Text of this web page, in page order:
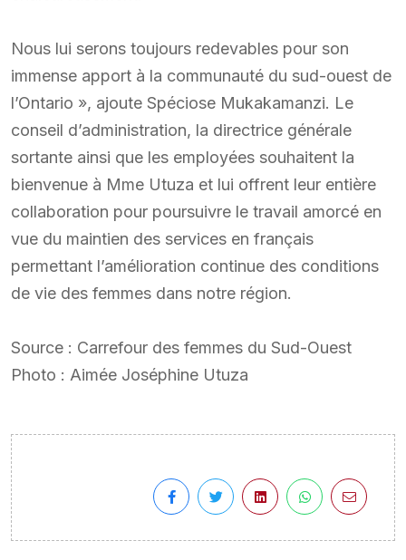
Nous lui serons toujours redevables pour son
immense apport à la communauté du sud-ouest de
l’Ontario », ajoute Spéciose Mukakamanzi. Le
conseil d’administration, la directrice générale
sortante ainsi que les employées souhaitent la
bienvenue à Mme Utuza et lui offrent leur entière
collaboration pour poursuivre le travail amorcé en
vue du maintien des services en français
permettant l’amélioration continue des conditions
de vie des femmes dans notre région.
Source : Carrefour des femmes du Sud-Ouest
Photo : Aimée Joséphine Utuza